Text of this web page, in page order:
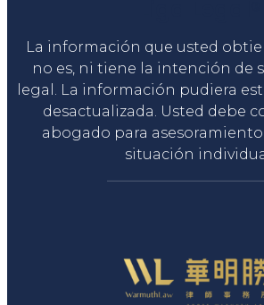
La información que usted
no es, ni tiene la intención de
legal. La información pudiera
desactualizada. Usted debe
abogado para asesoramiento
situación